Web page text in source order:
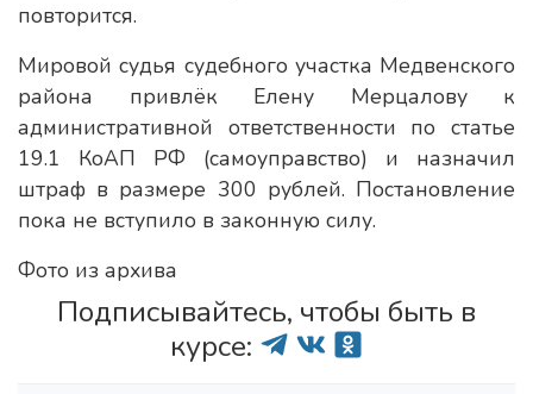
повторится.
Мировой судья судебного участка Медвенского
района привлёк Елену Мерцалову к
административной ответственности по статье
19.1 КоАП РФ (самоуправство) и назначил
штраф в размере 300 рублей. Постановление
пока не вступило в законную силу.
Фото из архива
Подписывайтесь, чтобы быть в
курсе: